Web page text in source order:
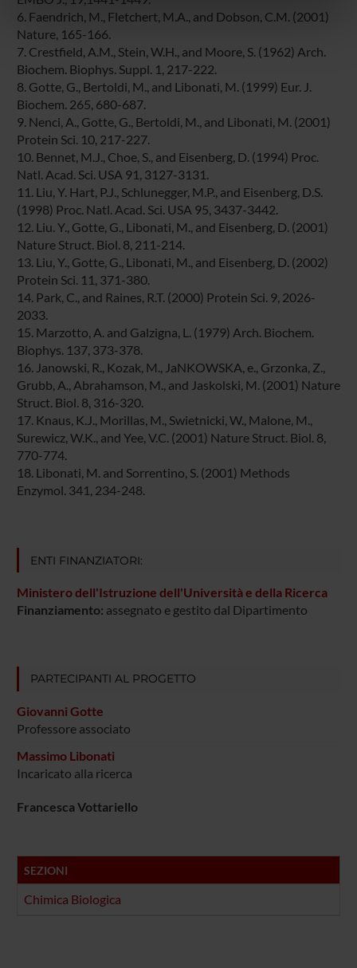
nostri partner che si occupano di analisi dei dati web,
pubblicità e social media, i quali potrebbero combinarle
con altre informazioni che hai fornito loro o che hanno
raccolto dal tuo utilizzo dei loro servizi.
6. Faendrich, M., Fletchert, M.A., and Dobson, C.M. (2001)
Nature, 165-166.
7. Crestfield, A.M., Stein, W.H., and Moore, S. (1962) Arch.
Biochem. Biophys. Suppl. 1, 217-222.
8. Gotte, G., Bertoldi, M., and Libonati, M. (1999) Eur. J.
Biochem. 265, 680-687.
9. Nenci, A., Gotte, G., Bertoldi, M., and Libonati, M. (2001)
Protein Sci. 10, 217-227.
10. Bennet, M.J., Choe, S., and Eisenberg, D. (1994) Proc.
Natl. Acad. Sci. USA 91, 3127-3131.
11. Liu, Y. Hart, P.J., Schlunegger, M.P., and Eisenberg, D.S.
(1998) Proc. Natl. Acad. Sci. USA 95, 3437-3442.
12. Liu. Y., Gotte, G., Libonati, M., and Eisenberg, D. (2001)
Nature Struct. Biol. 8, 211-214.
13. Liu, Y., Gotte, G., Libonati, M., and Eisenberg, D. (2002)
Protein Sci. 11, 371-380.
14. Park, C., and Raines, R.T. (2000) Protein Sci. 9, 2026-
2033.
15. Marzotto, A. and Galzigna, L. (1979) Arch. Biochem.
Biophys. 137, 373-378.
16. Janowski, R., Kozak, M., JaNKOWSKA, e., Grzonka, Z.,
Grubb, A., Abrahamson, M., and Jaskolski, M. (2001) Nature
Struct. Biol. 8, 316-320.
17. Knaus, K.J., Morillas, M., Swietnicki, W., Malone, M.,
Surewicz, W.K., and Yee, V.C. (2001) Nature Struct. Biol. 8,
770-774.
18. Libonati, M. and Sorrentino, S. (2001) Methods
Enzymol. 341, 234-248.
ENTI FINANZIATORI:
Ministero dell'Istruzione dell'Università e della Ricerca
Finanziamento: assegnato e gestito dal Dipartimento
PARTECIPANTI AL PROGETTO
Giovanni Gotte
Professore associato
Massimo Libonati
Incaricato alla ricerca
Francesca Vottariello
SEZIONI
Chimica Biologica